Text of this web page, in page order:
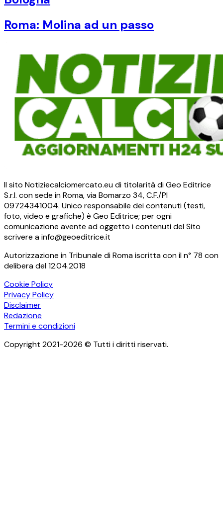
Roma: Molina ad un passo
Il sito Notiziecalciomercato.eu di titolarità di Geo Editrice
S.r.l. con sede in Roma, via Bomarzo 34, C.F./PI
09724341004. Unico responsabile dei contenuti (testi,
foto, video e grafiche) è Geo Editrice; per ogni
comunicazione avente ad oggetto i contenuti del Sito
scrivere a info@geoeditrice.it
Autorizzazione in Tribunale di Roma iscritta con il n° 78 con
delibera del 12.04.2018
Cookie Policy
Privacy Policy
Disclaimer
Redazione
Termini e condizioni
Copyright 2021-2026 © Tutti i diritti riservati.